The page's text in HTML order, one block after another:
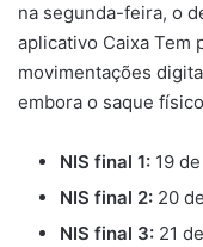
na segunda-feira, o
aplicativo Caixa Tem
movimentações
embora o saque
NIS final 1: 19
NIS final 2: 20
NIS final 3: 21